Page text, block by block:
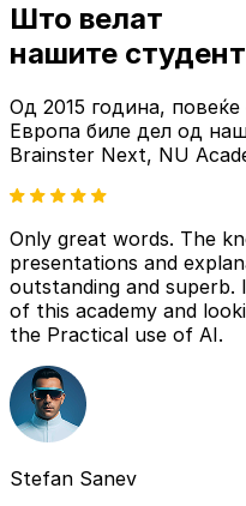
Што велат
нашите
Од 2015 година,
Европа биле дел од
Brainster Next, NU
Only great words. The
presentations and
outstanding and superb.
of this academy and
the Practical use of AI.
Stefan Sanev